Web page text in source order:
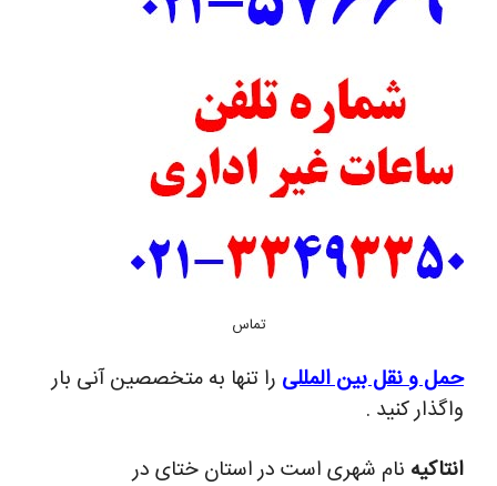
تماس
حمل و نقل بین المللی را تنها به متخصصین آنی بار
واگذار کنید .
انتاکیه نام شهری است در استان ختای در